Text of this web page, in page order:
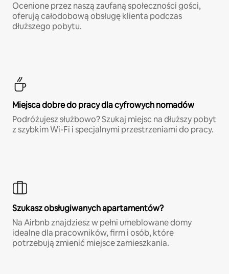
Ocenione przez naszą zaufaną społeczności gości,
oferują całodobową obsługę klienta podczas
dłuższego pobytu.
Miejsca dobre do pracy dla cyfrowych nomadów
Podróżujesz służbowo? Szukaj miejsc na dłuższy pobyt
z szybkim Wi-Fi i specjalnymi przestrzeniami do pracy.
Szukasz obsługiwanych apartamentów?
Na Airbnb znajdziesz w pełni umeblowane domy
idealne dla pracowników, firm i osób, które
potrzebują zmienić miejsce zamieszkania.